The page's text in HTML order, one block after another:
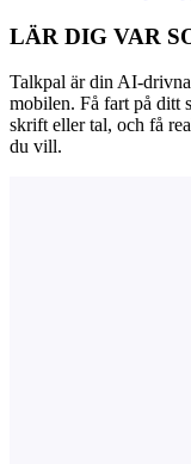
LÄR DIG VAR
Talkpal är din AI-
mobilen. Få fart på ditt
skrift eller tal, och få
du vill.